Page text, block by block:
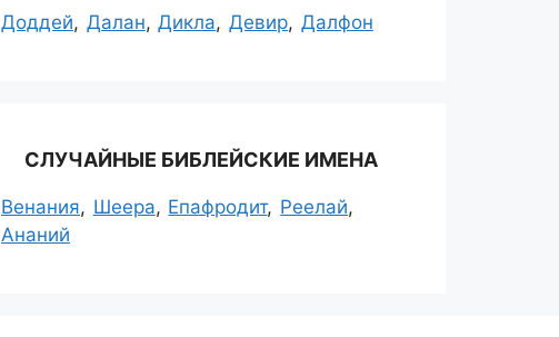
Доддей Далан Дикла Девир Далфон
СЛУЧАЙНЫЕ БИБЛЕЙСКИЕ ИМЕНА
Венания Шеера Епафродит
Реелай
Ананий